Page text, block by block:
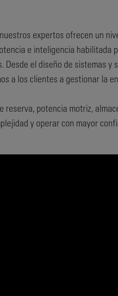
expertos ofrecen un
e inteligencia
el diseño de sistemas
a los clientes a gestionar la
reserva, potencia motriz,
y operar con mayor